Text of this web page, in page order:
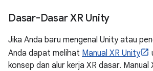
Dasar-Dasar XR Unity
Jika Anda baru mengenal Unity atau
Anda dapat melihat Manual XR Unity
konsep dan alur kerja XR dasar. Manual